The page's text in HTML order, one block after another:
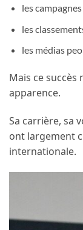
les
les
les médias
Mais ce
apparence.
Sa carrière, sa
ont largement
internationale.